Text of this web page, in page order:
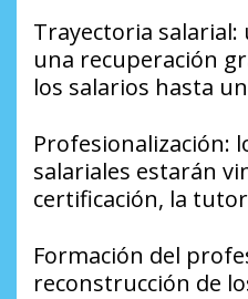
Trayectoria
una recuperación
los salarios hasta
Profesionalización:
salariales estarán
certificación, la
Formación del
reconstrucción de